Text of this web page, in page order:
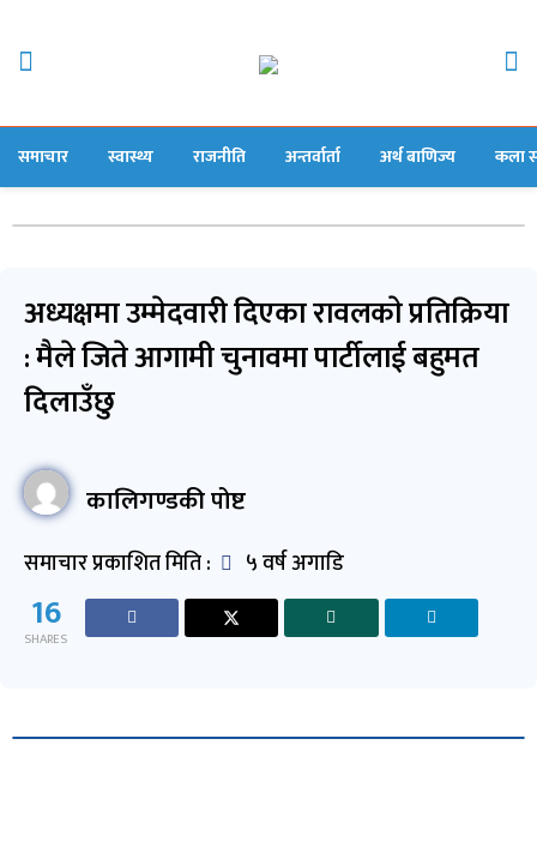
समाचार स्वास्थ्य राजनीति अन्तर्वार्ता अर्थ बाणिज्य कला
अध्यक्षमा उम्मेदवारी दिएका रावलकाे प्रतिक्रिया
: मैले जिते आगामी चुनावमा पार्टीलाई बहुमत
दिलाउँछु
कालिगण्डकी पोष्ट
समाचार प्रकाशित मिति : ५ वर्ष अगाडि
16
SHARES